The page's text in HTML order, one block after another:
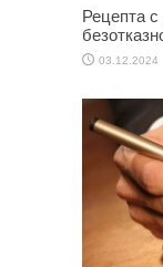
Рецепта
03.12.2024